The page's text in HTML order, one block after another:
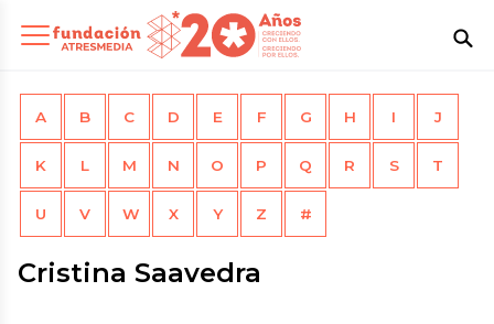
A B C D E F G H I J
K L M N O P Q R S T
U V W X Y Z #
Cristina Saavedra